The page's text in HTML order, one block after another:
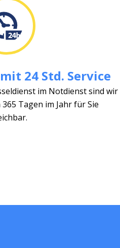
24 Std. Service
im Notdienst sind wir
Tagen im Jahr für Sie